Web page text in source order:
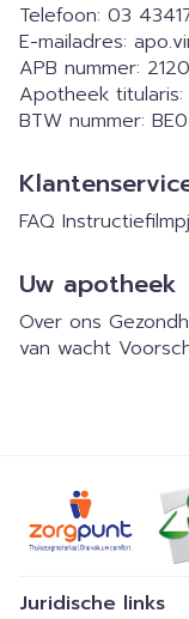
Telefoon: 03
E-mailadres:
APB nummer:
Apotheek titularis:
BTW nummer:
FAQ
Uw apotheek
Over ons
van wacht
Juridische links